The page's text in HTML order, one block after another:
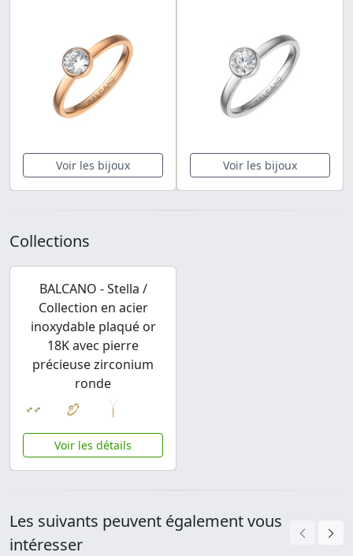
Voir les bijoux Voir les bijoux
Collections
BALCANO - Stella /
Collection en acier
inoxydable plaqué or
18K avec pierre
précieuse zirconium
ronde
Voir les détails
Les suivants peuvent également vous
intéresser